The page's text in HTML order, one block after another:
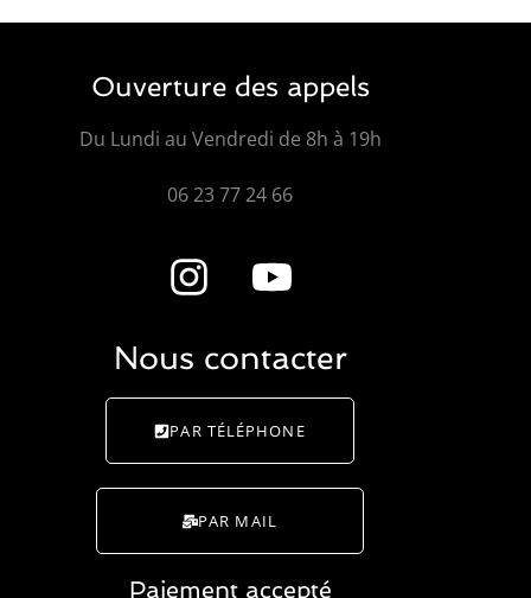
Ouverture des appels
Du Lundi au Vendredi de 8h à 19h
06 23 77 24 66
Nous contacter
PAR TÉLÉPHONE
PAR MAIL
Paiement accepté